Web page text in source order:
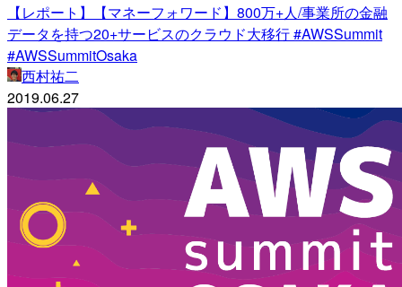
【レポート】【マネーフォワード】800万+人/事業所の金融
データを持つ20+サービスのクラウド大移行 #AWSSummit
#AWSSummitOsaka
西村祐二
2019.06.27